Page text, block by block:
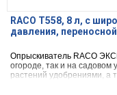
RACO T558, 8 л, с
давления,
Опрыскиватель RACO
огороде, так и на садовом
растений удобрениями, а